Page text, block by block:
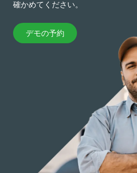
確かめてください。
デモの予約
デモの予約